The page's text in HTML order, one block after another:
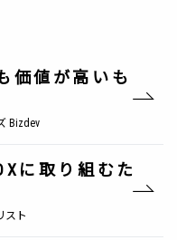
価値が高いも
Bizdev
に取り組むた
スト